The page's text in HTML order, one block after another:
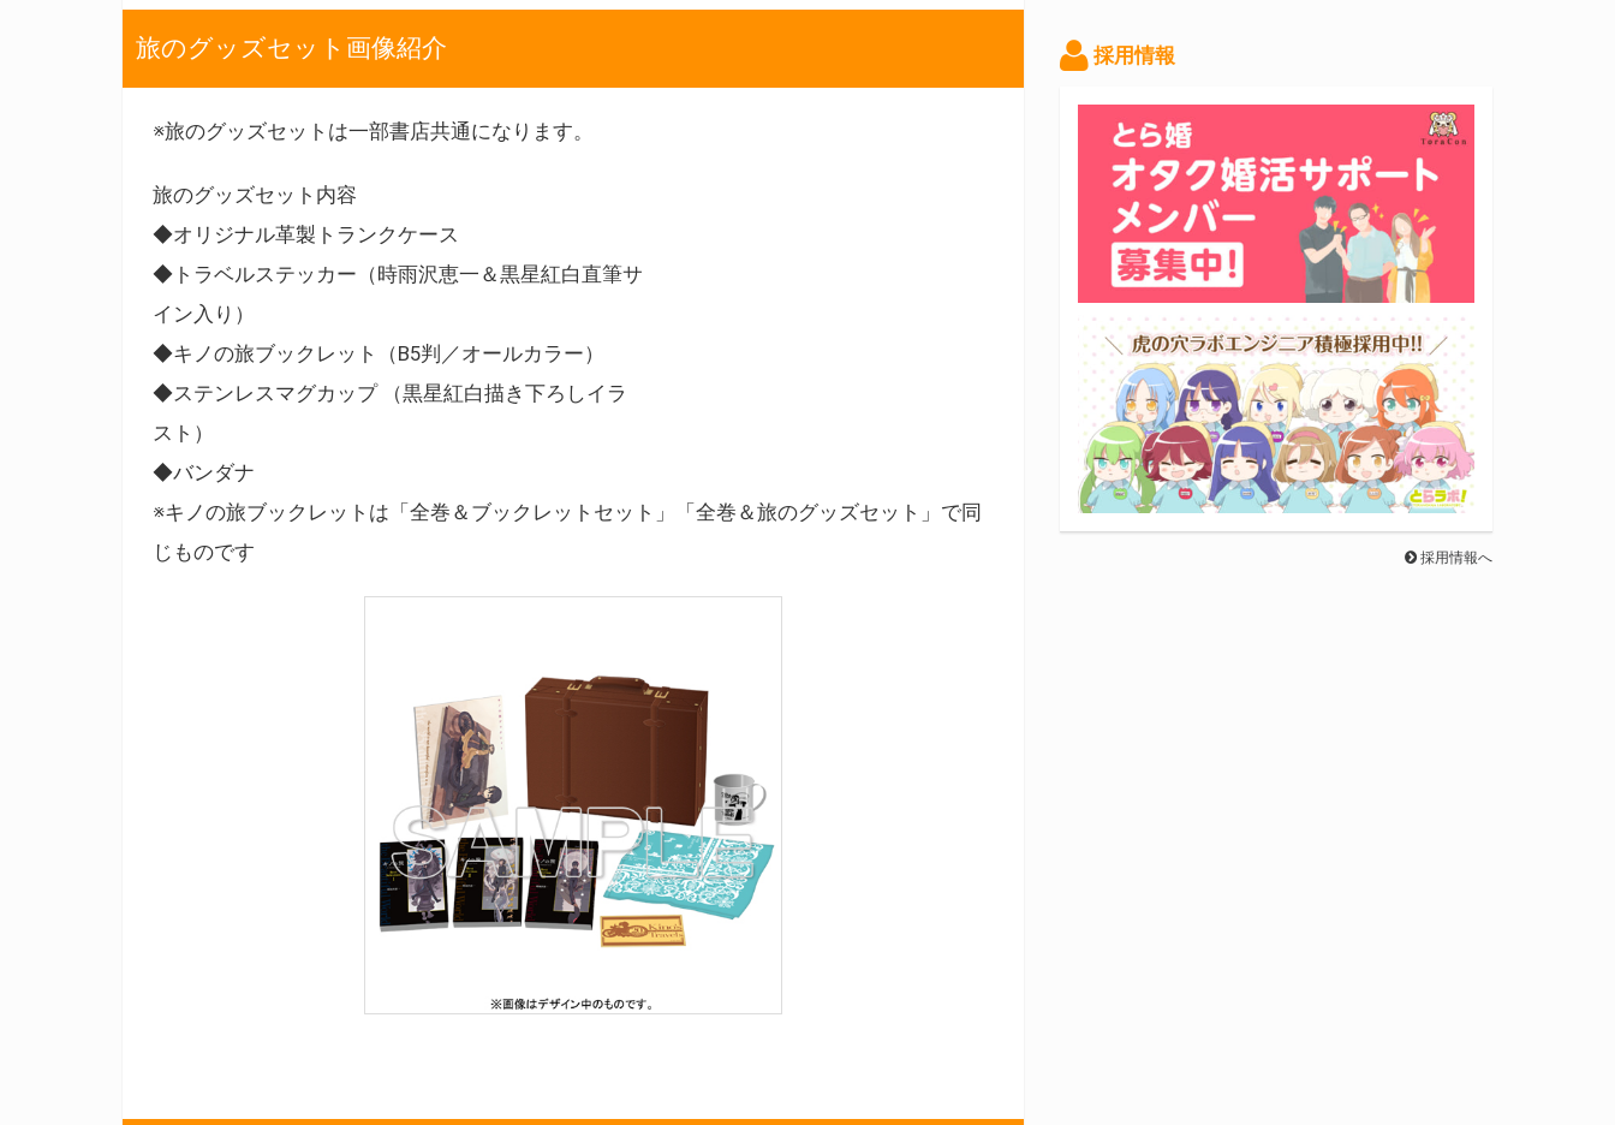
旅のグッズセット画像紹介
※旅のグッズセットは一部書店共通になります。
旅のグッズセット内容
◆オリジナル革製トランクケース
◆トラベルステッカー（時雨沢恵一＆黒星紅白直筆サ
イン入り）
◆キノの旅ブックレット（B5判／オールカラー）
◆ステンレスマグカップ （黒星紅白描き下ろしイラ
スト）
◆バンダナ
※キノの旅ブックレットは「全巻＆ブックレットセット」「全巻＆旅のグッズセット」で同
じものです
採用情報
採用情報へ